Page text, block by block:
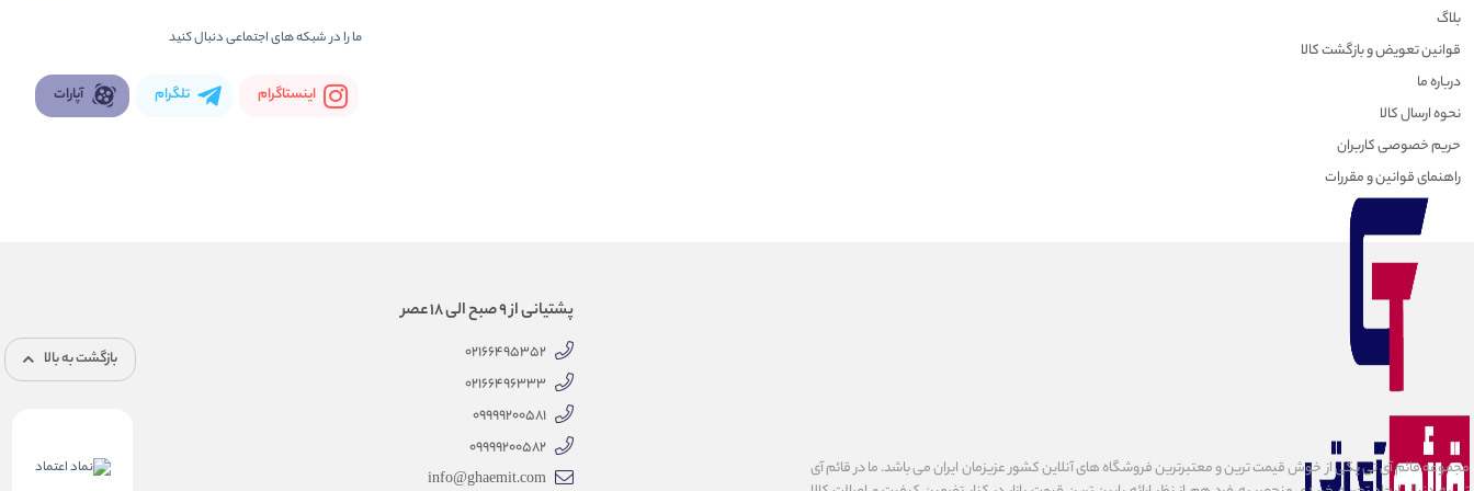
بلاگ
قوانین تعویض و بازگشت کالا
درباره ما
نحوه ارسال کالا
حریم خصوصی کاربران
راهنمای قوانین و مقررات
ما را در شبكه های اجتماعی دنبال کنید
اینستاگرام تلگرام آپارات
مجموعه قائم آی تی یکی از خوش قیمت ترین و معتبرترین فروشگاه های آنلاین کشور عزیزمان ایران می باشد. ما در قائم آی
پشتیانی از 9 صبح الی 18 عصر
02166495352
02166496333
09999200581
09999200582
info@ghaemit.com
بازگشت به بالا